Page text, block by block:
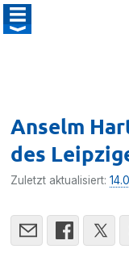
Anselm
des
Zuletzt aktualisiert: